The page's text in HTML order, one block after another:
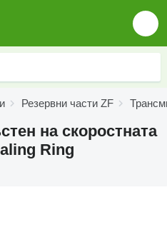
Резервни части ZF
на скоростната
Ring